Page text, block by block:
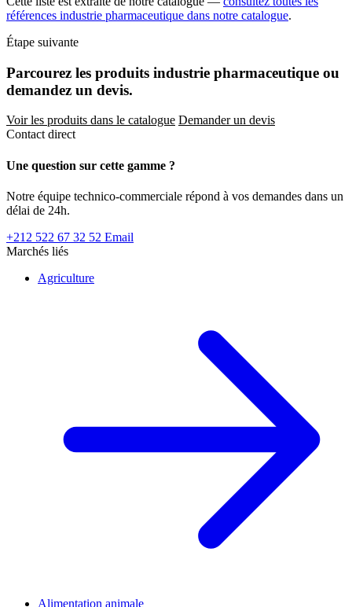
références industrie pharmaceutique dans notre catalogue.
Étape suivante
Parcourez les produits industrie pharmaceutique ou
demandez un devis.
Voir les produits dans le catalogue Demander un devis
Contact direct
Une question sur cette gamme ?
Notre équipe technico-commerciale répond à vos demandes dans un
délai de 24h.
+212 522 67 32 52 Email
Marchés liés
Agriculture
Alimentation animale